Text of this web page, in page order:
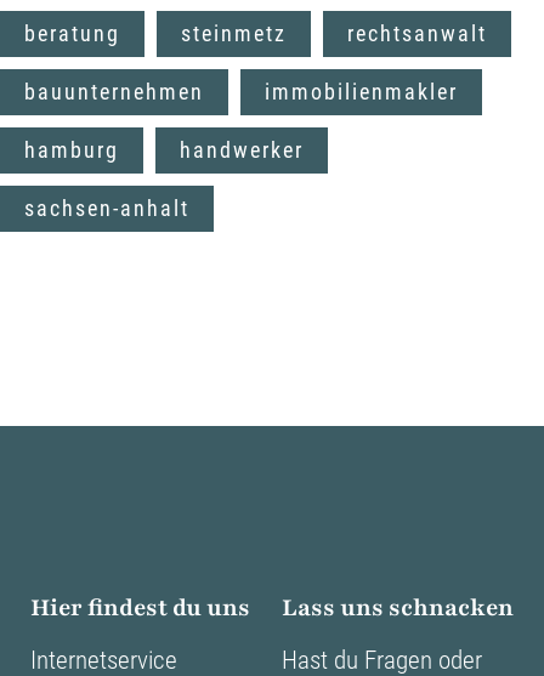
beratung steinmetz rechtsanwalt
bauunternehmen immobilienmakler
hamburg handwerker
sachsen-anhalt
Hier findest du uns
Internetservice
Lass uns schnacken
Hast du Fragen oder